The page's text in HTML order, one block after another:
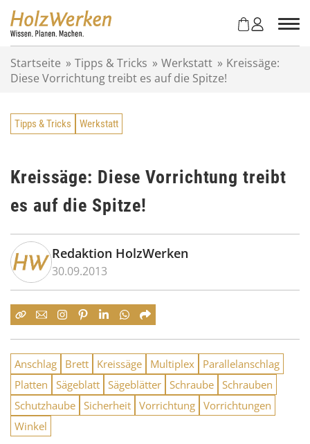
Startseite » Tipps & Tricks » Werkstatt » Kreissäge:
Diese Vorrichtung treibt es auf die Spitze!
Tipps & Tricks Werkstatt
Kreissäge: Diese Vorrichtung treibt
es auf die Spitze!
Redaktion HolzWerken
30.09.2013
Anschlag Brett Kreissäge Multiplex
Parallelanschlag
Platten
Sägeblatt Sägeblätter Schraube Schrauben
Schutzhaube Sicherheit Vorrichtung Vorrichtungen
Winkel